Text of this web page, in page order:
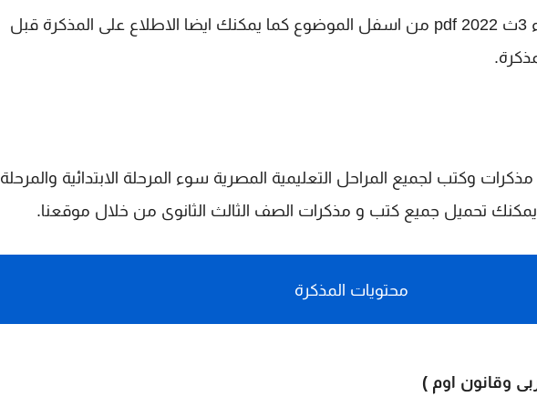
يمكنك تحميل مذكرة فيزياء 3ث 2022 pdf من اسفل الموضوع كما يمكنك ايضا الاطلاع على المذكرة قبل
وكتب لجميع المراحل التعليمية المصرية سوء المرحلة الابتدائية والمرحلة
يمكنك تحميل جميع كتب و مذكرات الصف الثالث الثانوى من خلال موقعنا.
محتويات المذكرة
وقانون اوم )